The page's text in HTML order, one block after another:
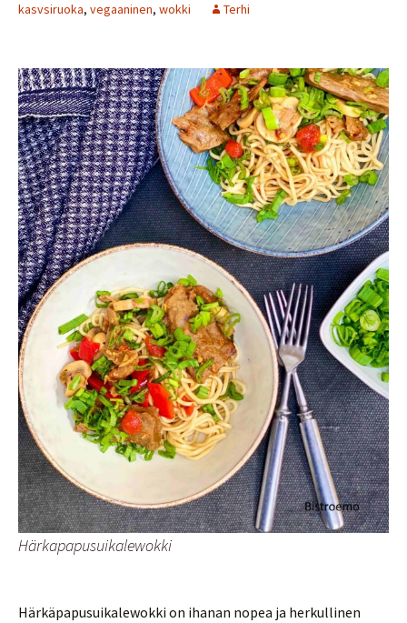
kasvsiruoka, vegaaninen, wokki Terhi
Härkapapusuikalewokki
Härkäpapusuikalewokki on ihanan nopea ja herkullinen